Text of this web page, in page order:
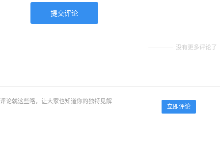
没有更多评论了
评论就这些咯，让大家也知道你的独特见解
立即评论